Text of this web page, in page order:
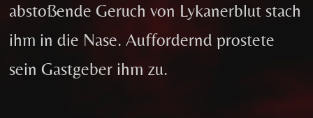
abstoßende Geruch von Lykanerblut stach
ihm in die Nase. Auffordernd prostete
sein Gastgeber ihm zu.